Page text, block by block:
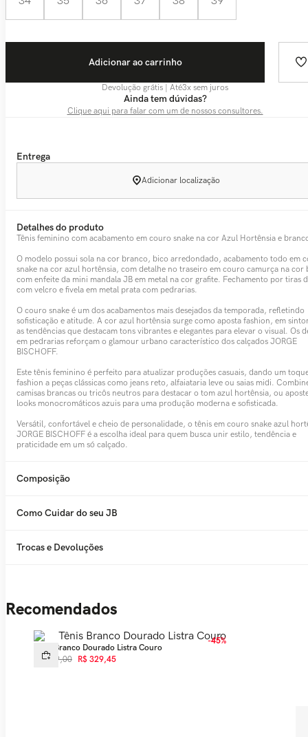
Adicionar ao carrinho
Devolução grátis | Até3x sem juros
Ainda tem dúvidas?
Clique aqui para falar com um de nossos consultores.
Entrega
Adicionar localização
Detalhes do produto
Tênis feminino com acabamento em couro snake na cor Azul Hortênsia e
O modelo possui sola na cor branco, bico arredondado, acabamento todo em
snake na cor azul hortênsia, com detalhe no traseiro em couro camurça na cor
com enfeite da mini mandala JB em metal na cor grafite. Fechamento por tiras
com velcro e fivela em metal prata com pedrarias.
O couro snake é um dos acabamentos mais desejados da temporada, refletindo
sofisticação e atitude. A cor azul hortênsia surge como aposta fashion, em
as tendências que destacam tons vibrantes e elegantes para elevar o visual. Os
em pedrarias reforçam o glamour urbano característico dos calçados JORGE
BISCHOFF.
Este tênis feminino é perfeito para atualizar produções casuais, dando um
fashion a peças clássicas como jeans reto, alfaiataria leve ou saias midi.
camisas brancas ou tricôs neutros para destacar o tom azul hortênsia, ou
looks monocromáticos azuis para uma produção moderna e sofisticada.
Versátil, confortável e cheio de personalidade, o tênis em couro snake azul
JORGE BISCHOFF é a escolha ideal para quem busca unir estilo, tendência e
praticidade em um só calçado.
Composição
Como Cuidar do seu JB
Trocas e Devoluções
Recomendados
-45%
Tênis Branco Dourado Listra Couro
R$ 599,00 R$ 329,45